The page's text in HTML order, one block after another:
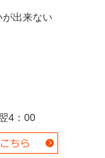
出来ない
00